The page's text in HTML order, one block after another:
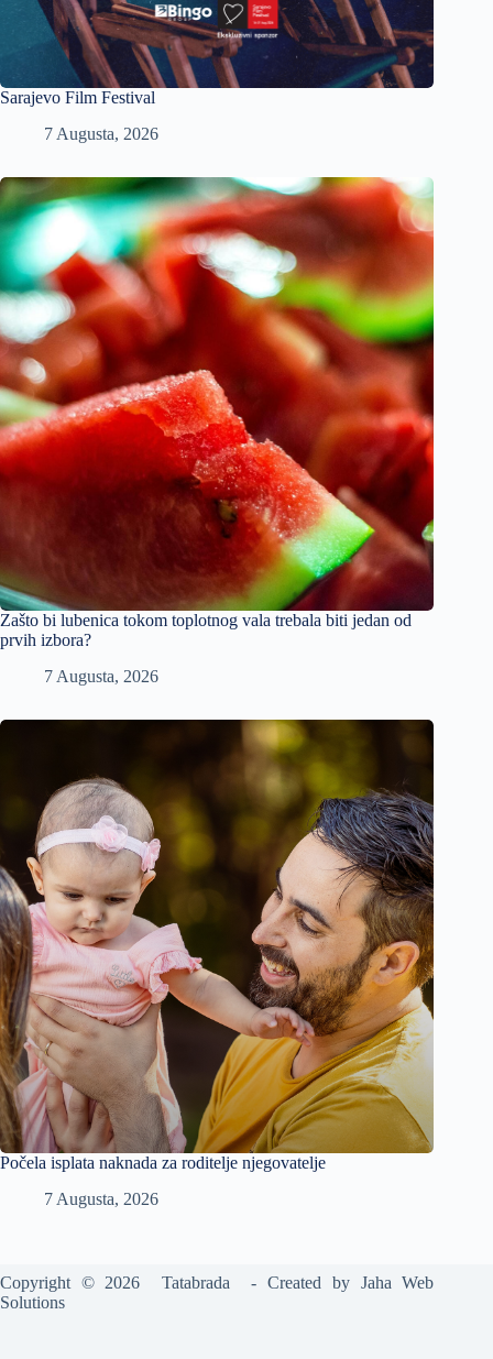
Sarajevo Film Festival
7 Augusta, 2026
Zašto bi lubenica tokom toplotnog vala trebala biti jedan od
prvih izbora?
7 Augusta, 2026
Počela isplata naknada za roditelje njegovatelje
7 Augusta, 2026
Copyright © 2026 Tatabrada - Created by Jaha Web
Solutions